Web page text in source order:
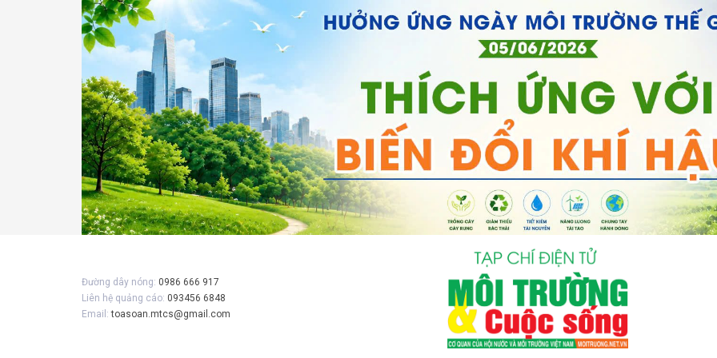
Đường dây nóng: 0986 666 917
Liên hệ quảng cáo: 093456 6848
Email:toasoan.mtcs@gmail.com
Gửi bình luận